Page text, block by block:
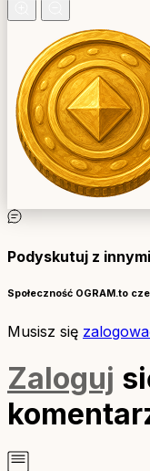
Podyskutuj z
Społeczność OGRAM.to
Musisz się
Zaloguj